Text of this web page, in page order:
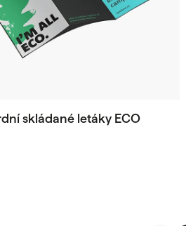
skládané letáky ECO